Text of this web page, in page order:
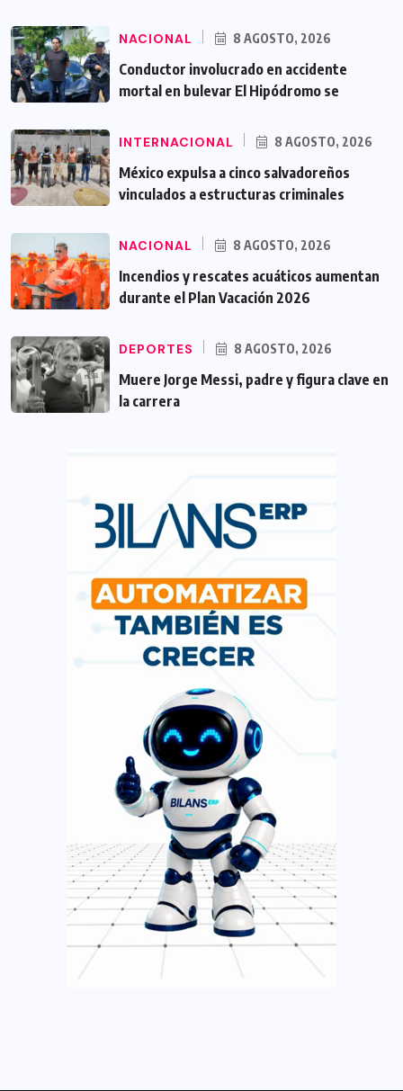
NACIONAL 8 AGOSTO, 2026
Conductor involucrado en accidente
mortal en bulevar El Hipódromo se
INTERNACIONAL 8 AGOSTO, 2026
México expulsa a cinco salvadoreños
vinculados a estructuras criminales
NACIONAL 8 AGOSTO, 2026
Incendios y rescates acuáticos aumentan
durante el Plan Vacación 2026
DEPORTES 8 AGOSTO, 2026
Muere Jorge Messi, padre y figura clave en
la carrera